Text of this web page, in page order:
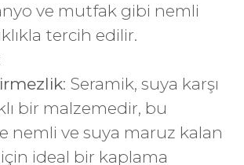
ve mutfak gibi nemli
tercih edilir.
: Seramik, suya karşı
bir malzemedir, bu
nemli ve suya maruz kalan
ideal bir kaplama